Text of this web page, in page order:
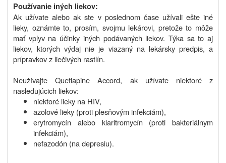
Používanie iných liekov:
Ak užívate alebo ak ste v poslednom čase užívali ešte iné
lieky, oznámte to, prosím, svojmu lekárovi, pretože to môže
mať vplyv na účinky iných podávaných liekov. Týka sa to aj
liekov, ktorých výdaj nie je viazaný na lekársky predpis, a
prípravkov z liečivých rastlín.
Neužívajte Quetiapine Accord, ak užívate niektoré z
nasledujúcich liekov:
niektoré lieky na HIV,
azolové lieky (proti plesňovým infekciám),
erytromycín alebo klaritromycín (proti bakteriálnym
infekciám),
nefazodón (na depresiu).